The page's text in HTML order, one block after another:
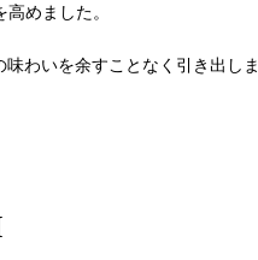
めました。
わいを余すことなく引き出しま